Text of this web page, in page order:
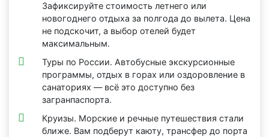
Зафиксируйте стоимость летнего или
новогоднего отдыха за полгода до вылета. Цена
не подскочит, а выбор отелей будет
максимальным.
Туры по России. Автобусные экскурсионные
программы, отдых в горах или оздоровление в
санаториях — всё это доступно без
загранпаспорта.
Круизы. Морские и речные путешествия стали
ближе. Вам подберут каюту, трансфер до порта